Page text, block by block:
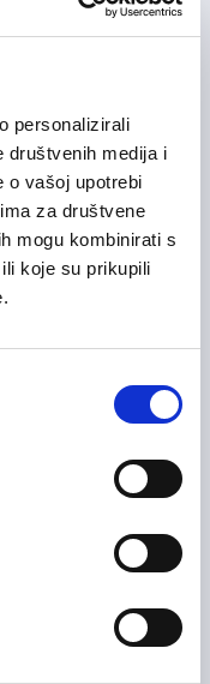
personalizirali
društvenih medija i
o vašoj upotrebi
za društvene
mogu kombinirati s
koje su prikupili